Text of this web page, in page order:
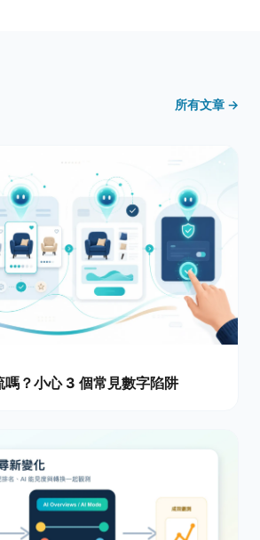
所有文章 →
嗎？小心 3 個常見數字陷阱